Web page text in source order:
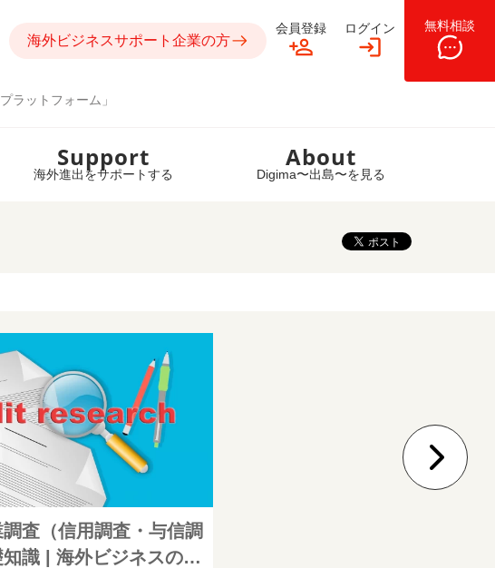
ラットフォーム」
海外ビジネスサポート企業の方
会員登録 ログイン 無料相談
Support
海外進出をサポートする
About
Digima〜出島〜を見る
査（信用調査・与信調
識 | 海外ビジネスの企